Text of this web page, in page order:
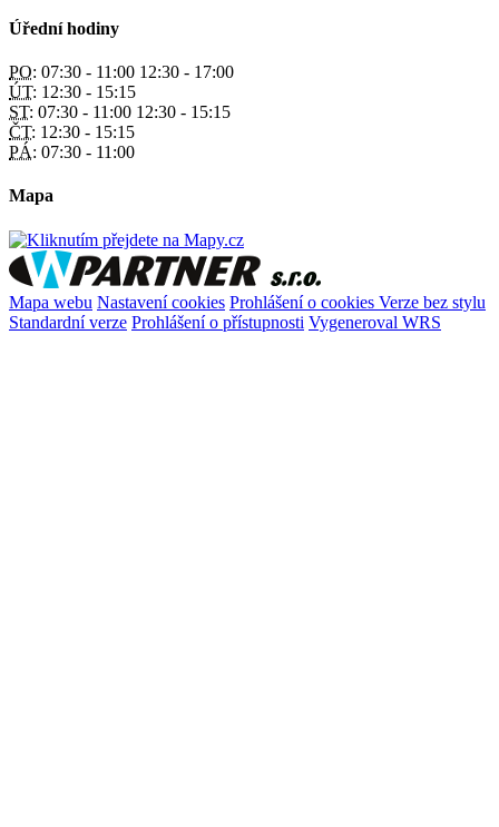
Úřední hodiny
PO: 07:30 - 11:00 12:30 - 17:00
ÚT: 12:30 - 15:15
ST: 07:30 - 11:00 12:30 - 15:15
ČT: 12:30 - 15:15
PÁ: 07:30 - 11:00
Mapa
Mapa webu Nastavení cookies Prohlášení o cookies Verze bez stylu
Standardní verze Prohlášení o přístupnosti Vygeneroval WRS